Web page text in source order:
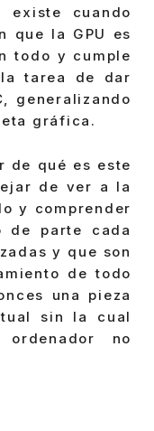
existe cuando
que la GPU es
todo y cumple
tarea de dar
generalizando
gráfica.
de qué es este
de ver a la
y comprender
de parte cada
y que son
de todo
una pieza
sin la cual
no